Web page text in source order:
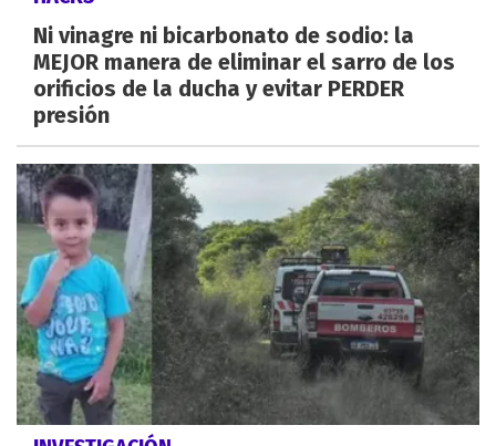
Ni vinagre ni bicarbonato de sodio: la
MEJOR manera de eliminar el sarro de los
orificios de la ducha y evitar PERDER
presión